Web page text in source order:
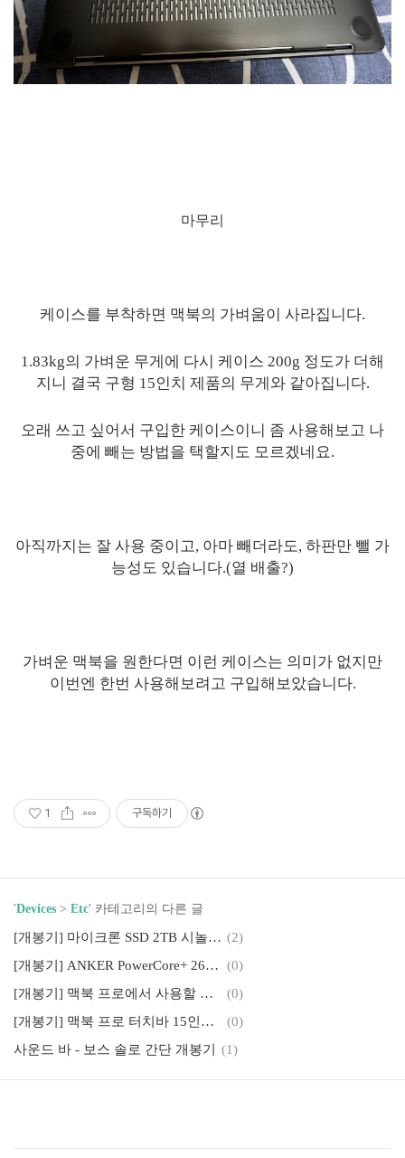
마무리
케이스를 부착하면 맥북의 가벼움이 사라집니다.
1.83kg의 가벼운 무게에 다시 케이스 200g 정도가 더해
지니 결국 구형 15인치 제품의 무게와 같아집니다.
오래 쓰고 싶어서 구입한 케이스이니 좀 사용해보고 나
중에 빼는 방법을 택할지도 모르겠네요.
아직까지는 잘 사용 중이고, 아마 빼더라도, 하판만 뺄 가
능성도 있습니다.(열 배출?)
가벼운 맥북을 원한다면 이런 케이스는 의미가 없지만
이번엔 한번 사용해보려고 구입해보았습니다.
1 구독하기
'Devices > Etc' 카테고리의 다른 글
[개봉기] 마이크론 SSD 2TB 시놀로지 NAS에 적용 (2)
[개봉기] ANKER PowerCore+ 26800mAh 개봉기
(0)
[개봉기] 맥북 프로에서 사용할 ANKER USB-C 허브(4k 지원) 개봉기
(0)
[개봉기] 맥북 프로 터치바 15인치 개봉기
(0)
사운드 바 - 보스 솔로 간단 개봉기
(1)